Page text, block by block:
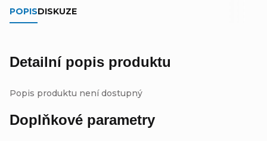
POPISDISKUZE
Detailní popis produktu
Popis produktu není dostupný
Doplňkové parametry